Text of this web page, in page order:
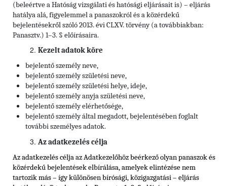
(beleértve a Hatóság vizsgálati és hatósági eljárásait is) – eljárás
hatálya alá, figyelemmel a panaszokról és a közérdekű
bejelentésekről szóló 2013. évi CLXV. törvény (a továbbiakban:
Panasztv.) 1–3. § előírásaira.
Kezelt adatok köre
bejelentő személy neve,
bejelentő személy születési neve,
bejelentő személy születési helye, ideje,
bejelentő személy anyja születési neve,
bejelentő személy elérhetősége,
bejelentő személy által megadott, bejelentésében foglalt
további személyes adatok.
Az adatkezelés célja
Az adatkezelés célja az Adatkezelőhöz beérkező olyan panaszok és
közérdekű bejelentések elbírálása, amelyek elintézése nem
tartozik más – így különösen bírósági, közigazgatási – eljárás